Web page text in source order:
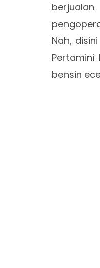
Nah,
bensin